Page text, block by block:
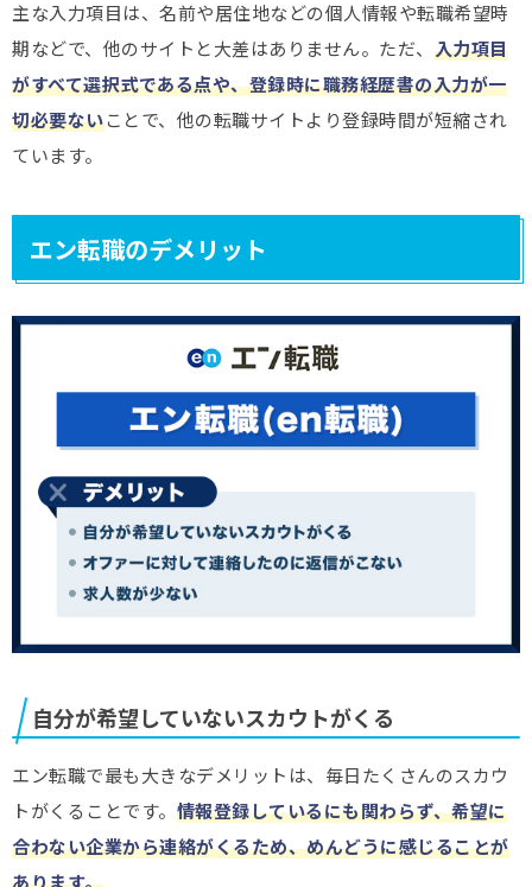
主な入力項目は、名前や居住地などの個人情報や転職希望時
期などで、他のサイトと大差はありません。ただ、 入力項目
がすべて選択式である点や、登録時に職務経歴書の入力が一
切必要ないことで、他の転職サイトより登録時間が短縮され
ています。
エン転職のデメリット
自分が希望していないスカウトがくる
エン転職で最も大きなデメリットは、毎日たくさんのスカウ
トがくることです。 情報登録しているにも関わらず、希望に
合わない企業から連絡がくるため、めんどうに感じることが
あります。